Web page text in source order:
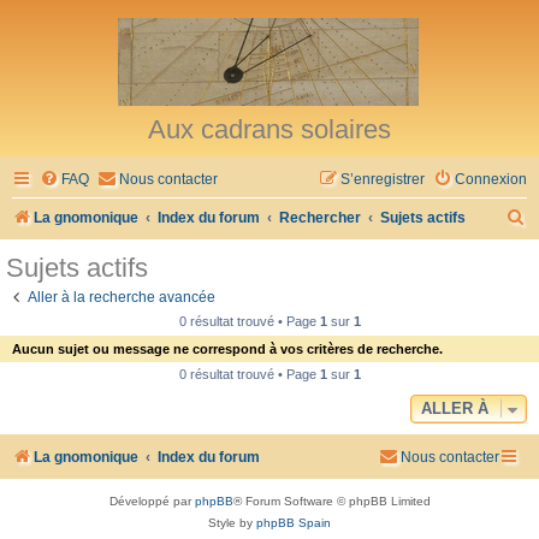
Aux cadrans solaires
FAQ Nous contacter Connexion
S’enregistrer
La gnomonique Index du forum Rechercher Sujets actifs
h
Sujets actifs
Aller à la recherche avancée
0 résultat trouvé • Page 1sur 1
Aucun sujet ou message ne correspond à vos critères de recherche.
0 résultat trouvé • Page 1sur 1
ALLER À
La gnomonique Index du forum Nous contacter
Développé parphpBB® Forum Software © phpBB Limited
Style by phpBB Spain